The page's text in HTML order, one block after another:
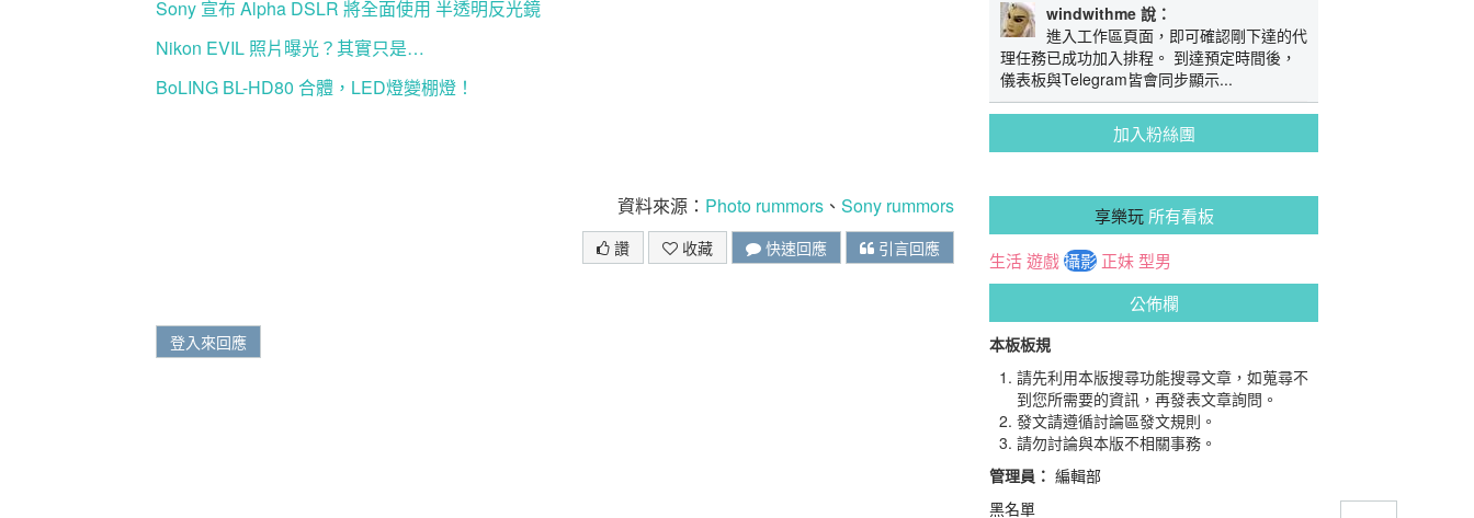
Sony 宣布 Alpha DSLR 將全面使用 半透明反光鏡
Nikon EVIL 照片曝光？其實只是…
BoLING BL-HD80 合體，LED燈變棚燈！
資料來源： Photo rummors 、 Sony rummors
讚 收藏 快速回應 引言回應
登入來回應
windwithme 說：
進入工作區頁面，即可確認剛下達的代
理任務已成功加入排程。 到達預定時間後，
儀表板與Telegram皆會同步顯示...
加入粉絲團
享樂玩所有看板
生活遊戲攝影 正妹 型男
公佈欄
本板板規
請先利用本版搜尋功能搜尋文章，如蒐尋不
到您所需要的資訊，再發表文章詢問。
發文請遵循討論區發文規則。
請勿討論與本版不相關事務。
管理員： 編輯部
黑名單